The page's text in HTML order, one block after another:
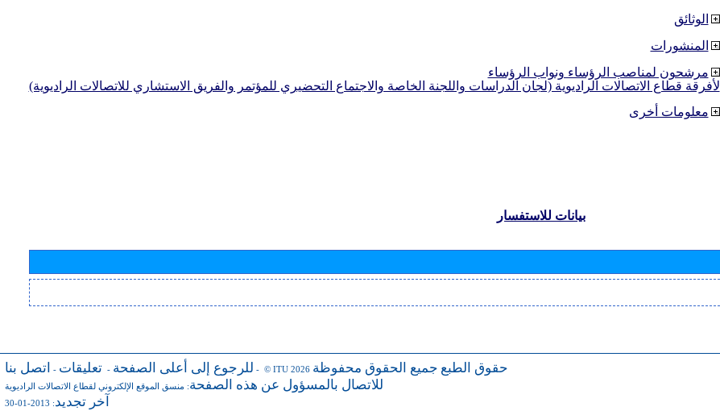
الوثائق
المنشورات
مرشحون لمناصب الرؤساء ونواب الرؤساء
لأفرقة قطاع الاتصالات الراديوية (لجان الدراسات واللجنة الخاصة والاجتماع التحضيري للمؤتمر والفريق الاستشاري للاتصالات الراديوية)
معلومات أخرى
بيانات للاستفسار
للرجوع إلى أعلى الصفحة - تعليقات - اتصل بنا - © ITU 2026 حقوق الطبع جميع الحقوق محفوظة
للاتصال بالمسؤول عن هذه الصفحة: منسق الموقع الإلكتروني لقطاع الاتصالات الراديوية
آخر تجديد: 2013-01-30